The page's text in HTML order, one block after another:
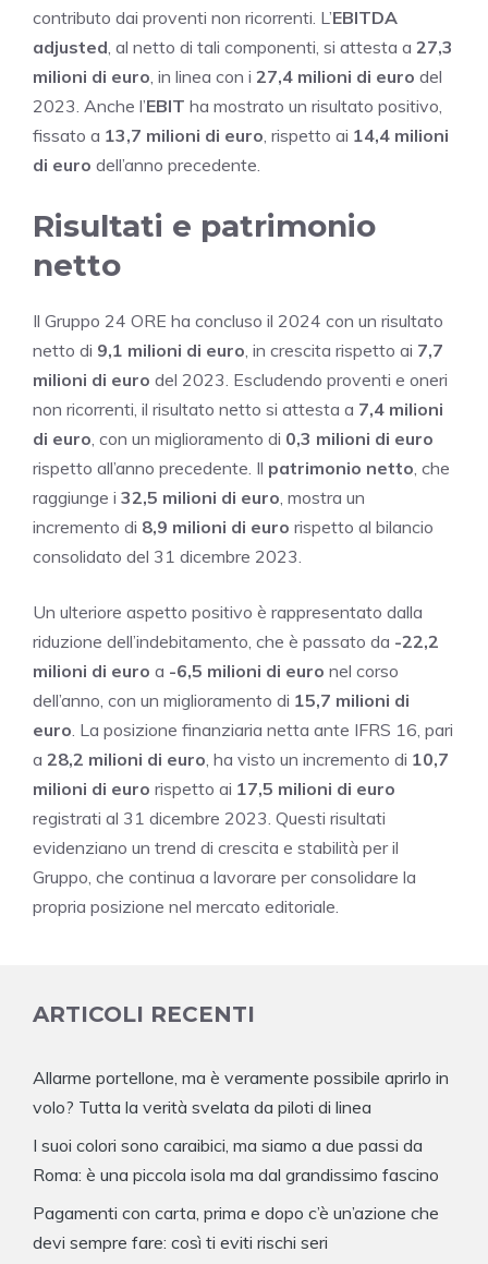
contributo dai proventi non ricorrenti. L’EBITDA
adjusted , al netto di tali componenti, si attesta a 27,3
milioni di euro , in linea con i 27,4 milioni di euro del
2023. Anche l’EBIT ha mostrato un risultato positivo,
fissato a 13,7 milioni di euro , rispetto ai 14,4 milioni
di euro dell’anno precedente.
Risultati e patrimonio
netto
Il Gruppo 24 ORE ha concluso il 2024 con un risultato
netto di 9,1 milioni di euro , in crescita rispetto ai 7,7
milioni di euro del 2023. Escludendo proventi e oneri
non ricorrenti, il risultato netto si attesta a 7,4 milioni
di euro , con un miglioramento di 0,3 milioni di euro
rispetto all’anno precedente. Il patrimonio netto , che
raggiunge i 32,5 milioni di euro , mostra un
incremento di 8,9 milioni di euro rispetto al bilancio
consolidato del 31 dicembre 2023.
Un ulteriore aspetto positivo è rappresentato dalla
riduzione dell’indebitamento, che è passato da -22,2
milioni di euro a -6,5 milioni di euro nel corso
dell’anno, con un miglioramento di 15,7 milioni di
euro . La posizione finanziaria netta ante IFRS 16, pari
a 28,2 milioni di euro , ha visto un incremento di 10,7
milioni di euro rispetto ai 17,5 milioni di euro
registrati al 31 dicembre 2023. Questi risultati
evidenziano un trend di crescita e stabilità per il
Gruppo, che continua a lavorare per consolidare la
propria posizione nel mercato editoriale.
ARTICOLI RECENTI
Allarme portellone, ma è veramente possibile aprirlo in
volo? Tutta la verità svelata da piloti di linea
I suoi colori sono caraibici, ma siamo a due passi da
Roma: è una piccola isola ma dal grandissimo fascino
Pagamenti con carta, prima e dopo c’è un’azione che
devi sempre fare: così ti eviti rischi seri